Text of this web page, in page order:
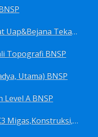
Sertifikasi Ahli K3 Pesawat Uap&Bejana Tekan BNSP
Topografi BNSP
Utama) BNSP
Level A BNSP
Sertifikasi AK3 Umum, AK3 Migas,Konstruksi,Listrik&Boiler BNSP